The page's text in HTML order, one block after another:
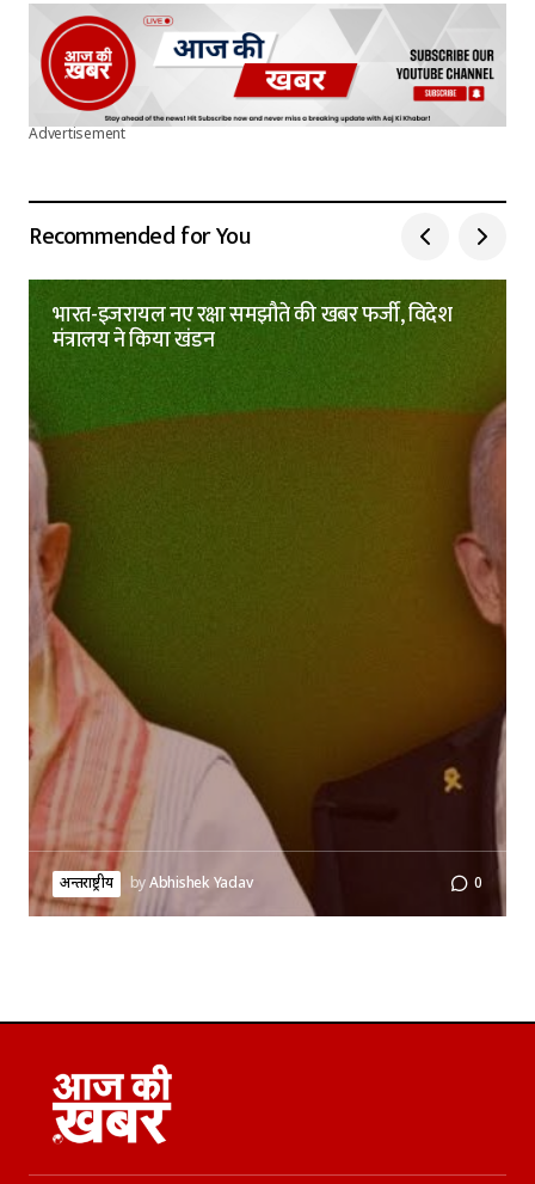
Advertisement
Recommended for You
भारत-इजरायल नए रक्षा समझौते की खबर फर्जी, विदेश
मंत्रालय ने किया खंडन
अन्तर्राष्ट्रीय byAbhishek Yadav 0